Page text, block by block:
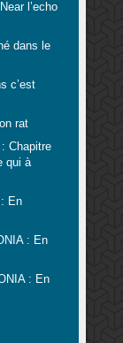
l’echo
dans le
c’est
rat
Chapitre
qui à
En
: En
: En